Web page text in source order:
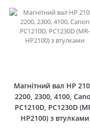
Магнітний вал HP
2200, 2300, 4100,
PC1210D, PC1230D
HP2100) з втулками